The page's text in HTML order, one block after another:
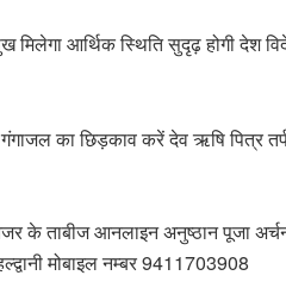
मिलेगा आर्थिक स्थिति सुदृढ़ होगी देश
का छिड़काव करें देव ऋषि पित्र
के ताबीज आनलाइन अनुष्ठान पूजा
मोबाइल नम्बर 9411703908